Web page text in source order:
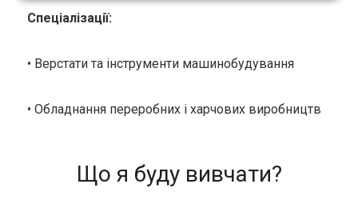
Спеціалізації:
• Верстати та інструменти машинобудування
• Обладнання переробних і харчових виробництв
Що я буду вивчати?